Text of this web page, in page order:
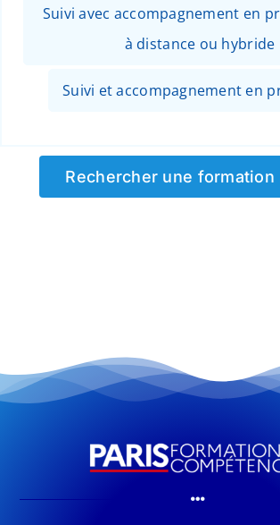
Suivi avec accompagnement en
à distance ou hybride
Suivi et accompagnement en
Rechercher une